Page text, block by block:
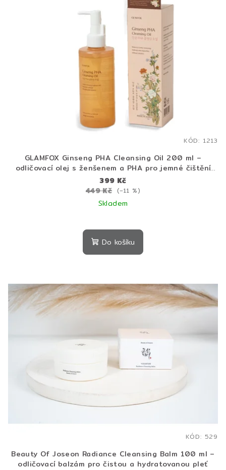
GLAMFOX Ginseng PHA Cleansing Oil 200 ml –
odličovací olej s ženšenem a PHA pro jemné čištění
pleti
399 Kč
449 Kč (–11 %)
Skladem
Do košíku
KÓD: 1213
Beauty Of Joseon Radiance Cleansing Balm 100 ml –
odličovací balzám pro čistou a hydratovanou pleť
KÓD: 529